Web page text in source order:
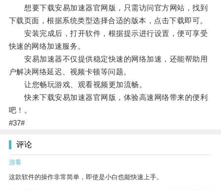
想要下载安易加速器官网版，只需访问官方网站，找到
下载页面，根据系统类型选择合适的版本，点击下载即可。
安装完成后，打开软件，根据提示进行设置，便可享受
快速的网络加速服务。
安易加速器不仅提供稳定快速的网络加速，还能帮助用
户解决网络延迟、视频卡顿等问题。
让您畅玩游戏、观看视频更加流畅。
快来下载安易加速器官网版，体验高速网络带来的便利
吧！。
#37#
评论
游客
这款软件的操作非常简单，即使是小白也能快速上手。